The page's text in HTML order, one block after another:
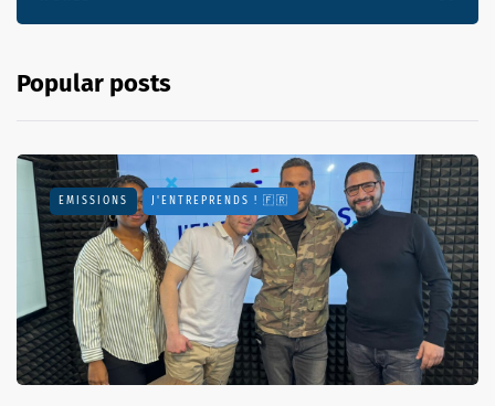
Popular posts
EMISSIONS J'ENTREPRENDS ! 🇫🇷